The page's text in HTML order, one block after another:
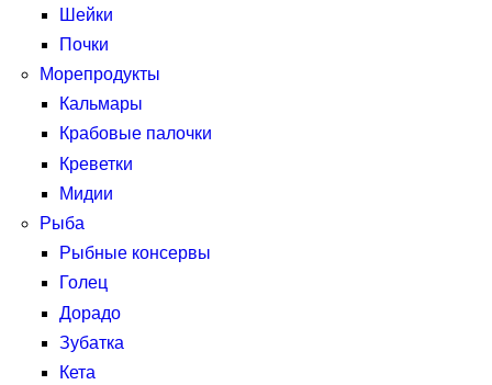
Шейки
Почки
Морепродукты
Кальмары
Крабовые палочки
Креветки
Мидии
Рыба
Рыбные консервы
Голец
Дорадо
Зубатка
Кета